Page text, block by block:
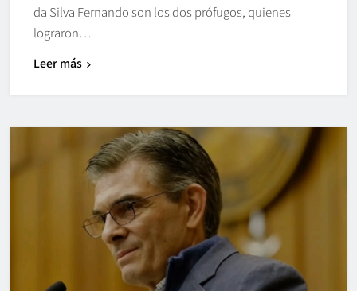
da Silva Fernando son los dos prófugos, quienes
lograron…
Leer más